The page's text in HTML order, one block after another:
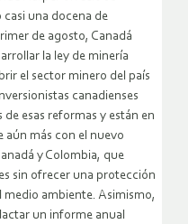
una docena de
de agosto, Canadá
la ley de minería
el sector minero del país
canadienses
esas reformas y están en
aún más con el nuevo
y Colombia, que
sin ofrecer una protección
medio ambiente. Asimismo,
un informe anual